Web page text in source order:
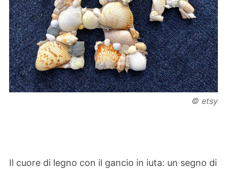
© etsy
Il cuore di legno con il gancio in iuta: un segno di